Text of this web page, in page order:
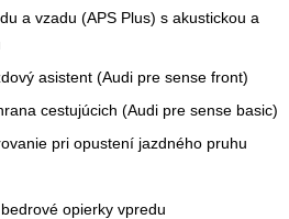
a vzadu (APS Plus) s akustickou a
asistent (Audi pre sense front)
cestujúcich (Audi pre sense basic)
pri opustení jazdného pruhu
opierky vpredu